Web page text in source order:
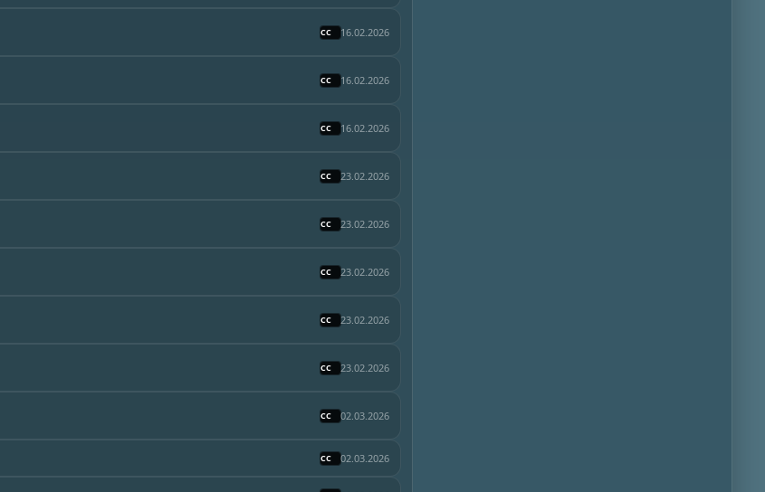
16.02.2026
16.02.2026
16.02.2026
23.02.2026
23.02.2026
23.02.2026
23.02.2026
23.02.2026
02.03.2026
02.03.2026